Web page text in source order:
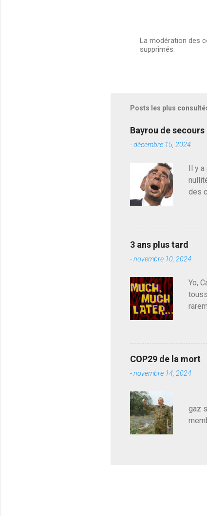
E
t
e
r
u
m
m
e
n
r
La modération des
supprimés.
Posts les plus
Bayrou de secours
-décembre 15, 2024
Il y
des
du
de
3 ans plus tard
-novembre 10, 2024
Yo,
COP29 de la mort
-novembre 14, 2024
gaz
le